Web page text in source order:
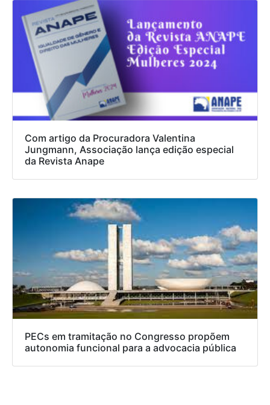
Com artigo da Procuradora Valentina
Jungmann, Associação lança edição especial
da Revista Anape
PECs em tramitação no Congresso propõem
autonomia funcional para a advocacia pública